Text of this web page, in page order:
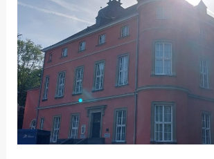
anderen
Art
–
Kita
Schatzinsel
besucht
Burg
Wissem